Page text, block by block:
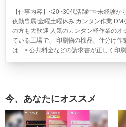
【仕事内容】<20~30代活躍中>未経験か
夜勤専属!金曜土曜休みカンタン作業 DM
の方も大歓迎 人気のカンタン軽作業のオ
ている工場で、 印刷物の検品、仕分け作
は…> 公共料金などの請求書が正しく印
今、あなたにオススメ